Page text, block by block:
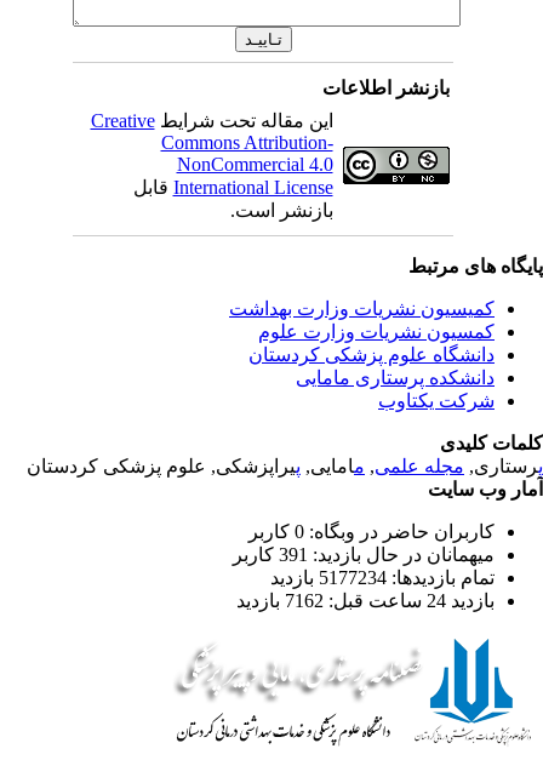
بازنشر اطلاعات
این مقاله تحت شرایطCreative
Commons Attribution-
NonCommercial 4.0
International Licenseقابل
بازنشر است.
های مرتبط
کمیسیون نشریات وزارت بهداشت
کمسیون نشریات وزارت علوم
دانشگاه علوم پزشکی کردستان
دانشکده پرستاری مامایی
شرکت یکتاوب
کلیدی
مجله علمی, م امایی, پیراپزشکی, علوم پزشکی کردستان
وب سایت
کاربران حاضر در وبگاه: 0 کاربر
میهمانان در حال بازدید: 391 کاربر
تمام بازدید‌ها: 5177234 بازدید
بازدید 24 ساعت قبل: 7162 بازدید